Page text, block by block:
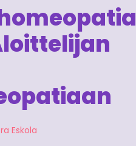
Eskola